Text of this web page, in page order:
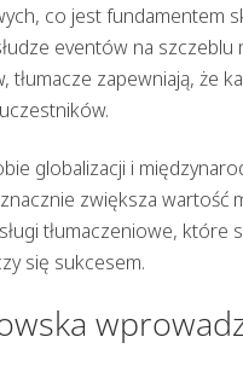
co jest fundamentem
eventów na szczeblu
zapewniają, że
globalizacji i
zwiększa wartość
tłumaczeniowe, które
się sukcesem.